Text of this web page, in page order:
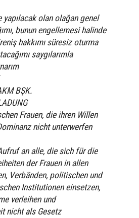
olan olağan genel
bunun engellemesi halinde
hakkımı süresiz oturma
saygılarımla
BŞK.
Frauen, die ihren Willen
nicht unterwerfen
an alle, die sich für die
der Frauen in allen
Verbänden, politischen und
Institutionen einsetzen,
verleihen und
nicht als Gesetz